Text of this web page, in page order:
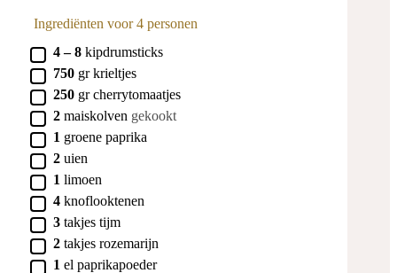
Ingrediënten voor 4 personen
▢
4 – 8 kipdrumsticks
▢
750 gr krieltjes
▢
250 gr cherrytomaatjes
▢
2 maiskolven gekookt
▢
1 groene paprika
▢
2 uien
▢
1 limoen
▢
4 knoflooktenen
▢
3 takjes tijm
▢
2 takjes rozemarijn
▢
1 el paprikapoeder